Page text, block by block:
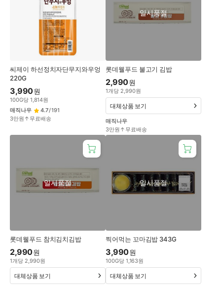
씨제이 하선정치자단무지와우엉
220G
3,990원
100G당 1,814원
매직나우
4.7/191
3만원↑무료배송
롯데웰푸드 불고기 김밥
일시품절
2,990원
1개당 2,990원
매직나우
3만원↑무료배송
대체상품 보기
롯데웰푸드 참치김치김밥
일시품절
2,990원
1개당 2,990원
대체상품 보기
찍어먹는 꼬마김밥 343G
일시품절
3,990원
100G당 1,163원
대체상품 보기